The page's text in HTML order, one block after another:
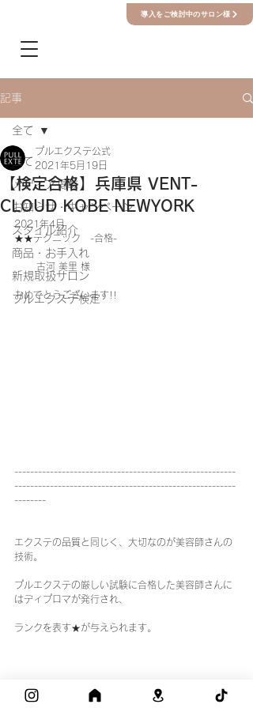
導入をご検討中のサロン様
記事
全て
メディア掲載
お知らせ・キャンペーン
スタイル紹介
商品・お手入れ
新規取扱サロン
プルエクステ検定
全て
【検定合格】兵庫県 VENT-
CLOUD KOBE NEWYORK
プルエクステ公式
2021年5月19日
2021年4月
★★テクニック　-合格-
古河 美里 様
おめでとうございます!!
--------------------------------------------------------
--------------------------------------------------------
--------
エクステの品質と同じく、大切なのが美容師さんの
技術。
プルエクステの厳しい試験に合格した美容師さんに
はディプロマが発行され、
ランクを表す★が与えられます。